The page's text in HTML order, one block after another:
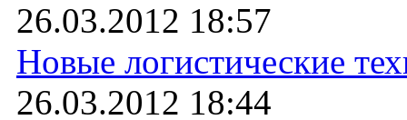
26.03.2012 18:57
Новые логистические
26.03.2012 18:44